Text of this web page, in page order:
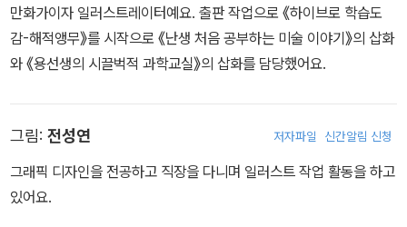
만화가이자 일러스트레이터예요. 출판 작업으로 《하이브로 학습도
감-해적앵무》를 시작으로 《난생 처음 공부하는 미술 이야기》의 삽화
와 《용선생의 시끌벅적 과학교실》의 삽화를 담당했어요.
그림: 전성연 저자파일 신간알림 신청
그래픽 디자인을 전공하고 직장을 다니며 일러스트 작업 활동을 하고
있어요.